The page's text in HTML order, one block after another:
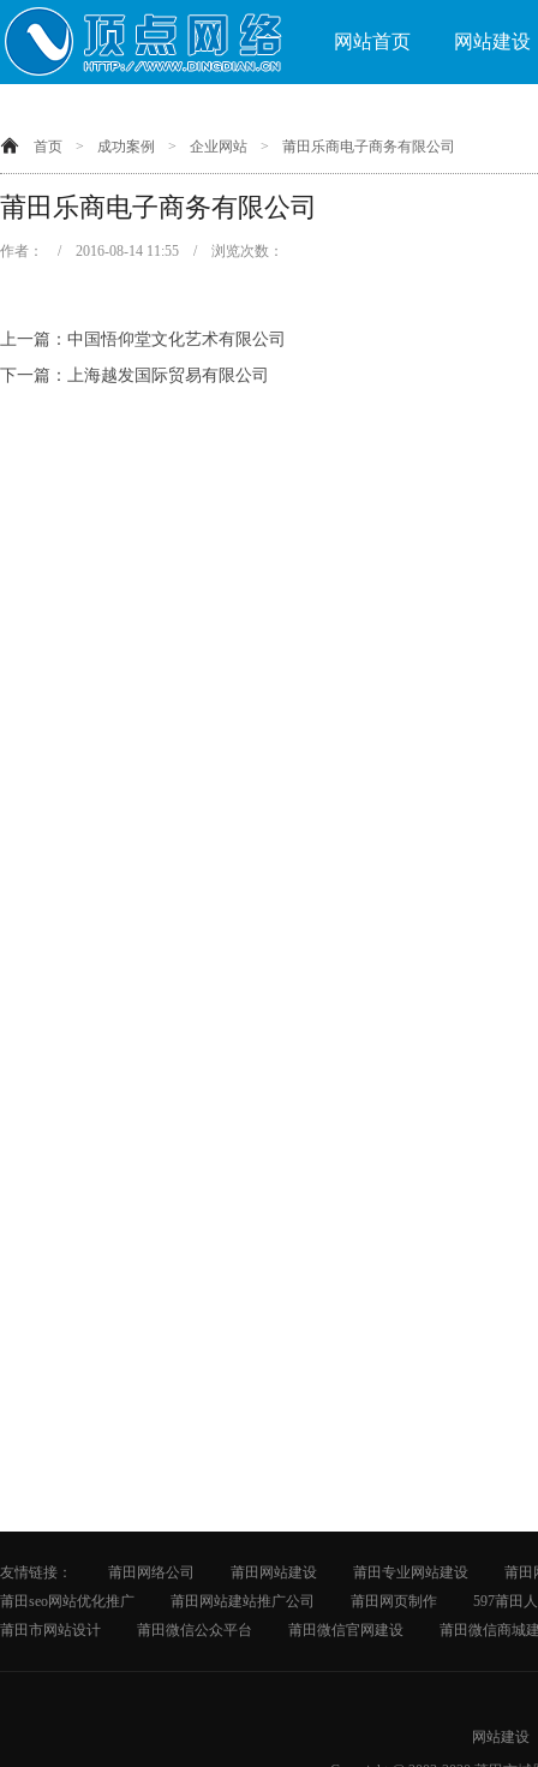
网站首页 网站建设
首页 > 成功案例 > 企业网站 > 莆田乐商电子商务有限公司
莆田乐商电子商务有限公司
作者： / 2016-08-14 11:55 / 浏览次数：
上一篇： 中国悟仰堂文化艺术有限公司
下一篇： 上海越发国际贸易有限公司
友情链接： 莆田网络公司 莆田网站建设 莆田专业网站建设
莆田
莆田seo网站优化推广
莆田网站建站推广公司 莆田网页制作
597莆田
莆田市网站设计
莆田微信公众平台 莆田微信官网建设 莆田微信商城
网站建设